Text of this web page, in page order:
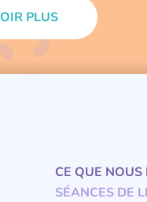
PLUS
CE QUE
SÉANCES DE